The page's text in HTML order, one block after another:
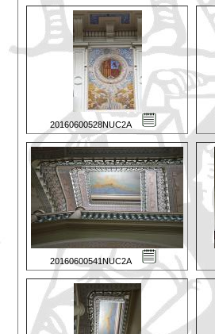
20160600528NUC2A
20160600541NUC2A